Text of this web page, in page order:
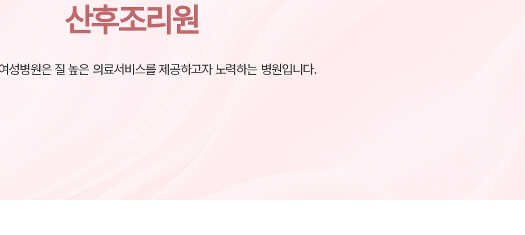
산후조리원
성병원은질 높은 의료서비스를 제공하고자 노력하는 병원입니다.